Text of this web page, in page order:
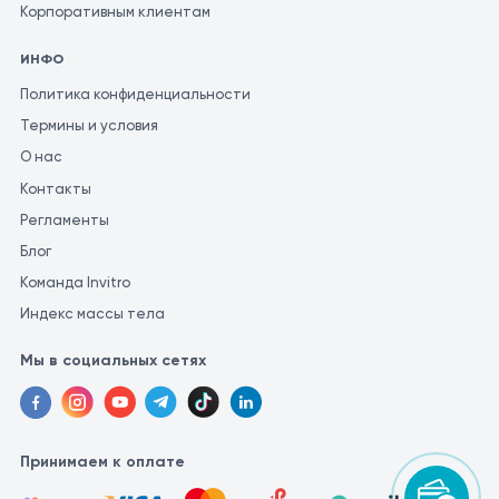
специалист может поставить правильный диагноз и
наиболее точной и последовательной оценки результатов
анализов, рекомендуется проводить их в одной и той же
лаборатории. Это связано с тем, что разные лаборатории
Корпоративным клиентам
ИНФО
Политика конфиденциальности
Термины и условия
О нас
Контакты
Регламенты
Блог
Команда Invitro
Индекс массы тела
Мы в социальных сетях
Принимаем к оплате